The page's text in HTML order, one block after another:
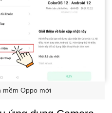
mềm Oppo mới